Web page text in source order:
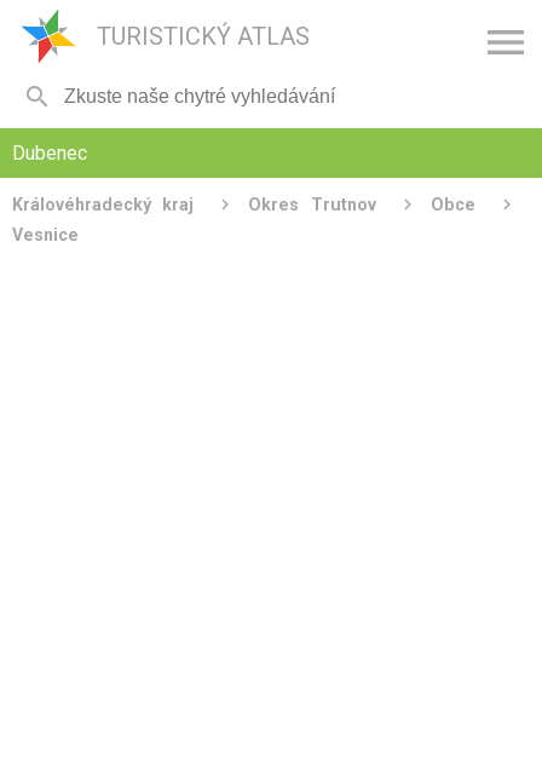
TURISTICKÝ ATLAS 

Dubenec
Královéhradecký kraj Okres Trutnov
Obce
Vesnice